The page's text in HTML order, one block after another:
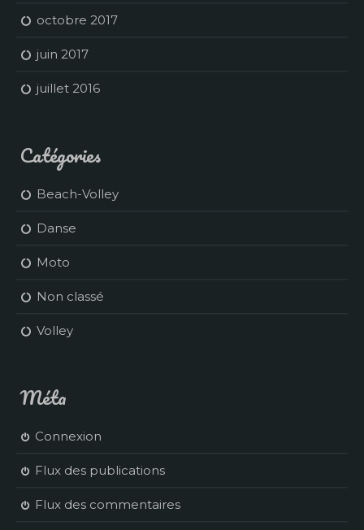
octobre 2017
juin 2017
juillet 2016
Catégories
Beach-Volley
Danse
Moto
Non classé
Volley
Méta
Connexion
Flux des publications
Flux des commentaires